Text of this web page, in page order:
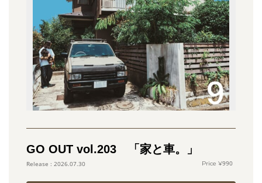
GO OUT vol.203 「家と車。」
2026.07.30 990